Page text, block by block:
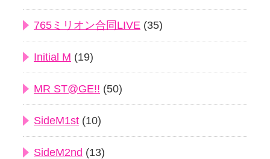
765ミリオン合同LIVE (35)
Initial M (19)
MR ST@GE!! (50)
SideM1st (10)
SideM2nd (13)